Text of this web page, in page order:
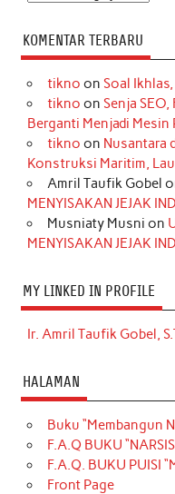
KOMENTAR TERBARU
tikno on Soal
tikno on Senja
Berganti Menjadi Mesin
tikno on Nusantara
Konstruksi Maritim,
Amril Taufik Gobel
MENYISAKAN JEJAK
Musniaty Musni on
MENYISAKAN JEJAK
MY LINKED IN PROFILE
Ir. Amril Taufik Gobel,
HALAMAN
Buku “Membangun
F.A.Q BUKU
F.A.Q. BUKU PUISI
Front Page